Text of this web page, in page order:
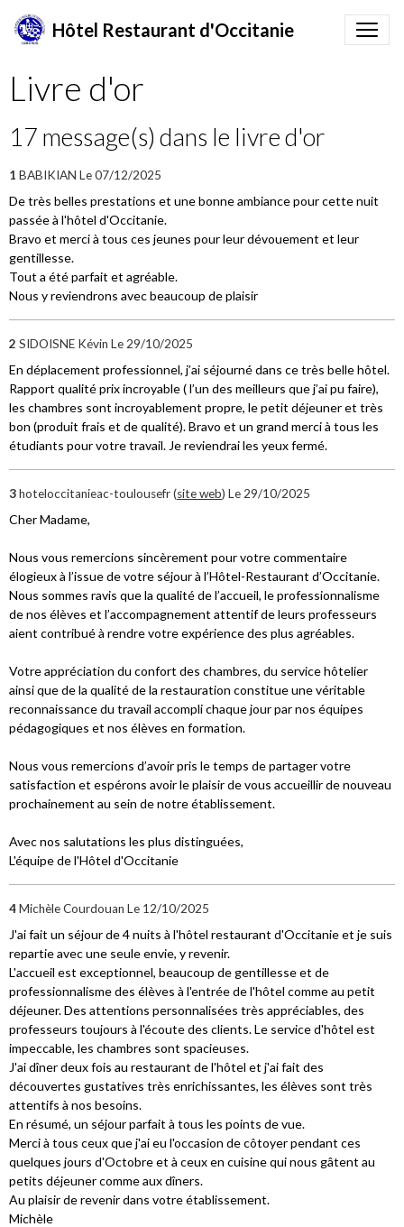
Hôtel Restaurant d'Occitanie
Livre d'or
17 message(s) dans le livre d'or
1 BABIKIAN Le 07/12/2025
De très belles prestations et une bonne ambiance pour cette nuit
passée à l'hôtel d'Occitanie.
Bravo et merci à tous ces jeunes pour leur dévouement et leur
gentillesse.
Tout a été parfait et agréable.
Nous y reviendrons avec beaucoup de plaisir
2 SIDOISNE Kévin Le 29/10/2025
En déplacement professionnel, j’ai séjourné dans ce très belle hôtel.
Rapport qualité prix incroyable ( l’un des meilleurs que j’ai pu faire),
les chambres sont incroyablement propre, le petit déjeuner et très
bon (produit frais et de qualité). Bravo et un grand merci à tous les
étudiants pour votre travail. Je reviendrai les yeux fermé.
3hoteloccitanieac-toulousefr (site web) Le 29/10/2025
Cher Madame,
Nous vous remercions sincèrement pour votre commentaire
élogieux à l’issue de votre séjour à l’Hôtel-Restaurant d’Occitanie.
Nous sommes ravis que la qualité de l’accueil, le professionnalisme
de nos élèves et l’accompagnement attentif de leurs professeurs
aient contribué à rendre votre expérience des plus agréables.
Votre appréciation du confort des chambres, du service hôtelier
ainsi que de la qualité de la restauration constitue une véritable
reconnaissance du travail accompli chaque jour par nos équipes
pédagogiques et nos élèves en formation.
Nous vous remercions d’avoir pris le temps de partager votre
satisfaction et espérons avoir le plaisir de vous accueillir de nouveau
prochainement au sein de notre établissement.
Avec nos salutations les plus distinguées,
L'équipe de l'Hôtel d'Occitanie
4Michèle Courdouan Le 12/10/2025
J'ai fait un séjour de 4 nuits à l'hôtel restaurant d'Occitanie et je suis
repartie avec une seule envie, y revenir.
L'accueil est exceptionnel, beaucoup de gentillesse et de
professionnalisme des élèves à l'entrée de l'hôtel comme au petit
déjeuner. Des attentions personnalisées très appréciables, des
professeurs toujours à l'écoute des clients. Le service d'hôtel est
impeccable, les chambres sont spacieuses.
J'ai dîner deux fois au restaurant de l'hôtel et j'ai fait des
découvertes gustatives très enrichissantes, les élèves sont très
attentifs à nos besoins.
En résumé, un séjour parfait à tous les points de vue.
Merci à tous ceux que j'ai eu l'occasion de côtoyer pendant ces
quelques jours d'Octobre et à ceux en cuisine qui nous gâtent au
petits déjeuner comme aux dîners.
Au plaisir de revenir dans votre établissement.
Michèle